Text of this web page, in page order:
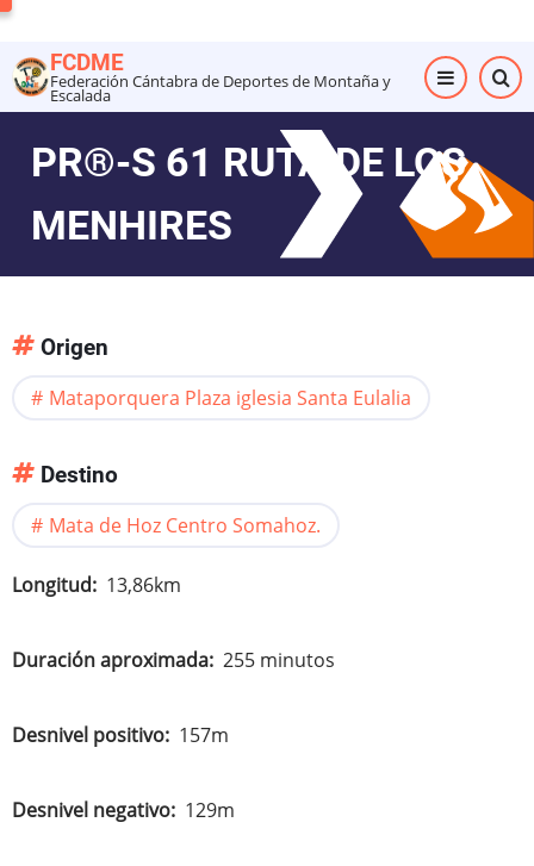
al
contenido
principal
FCDME
Federación Cántabra de Deportes de Montaña y
Escalada
PR®-S 61 RUTA DE LOS
MENHIRES
Origen
Mataporquera Plaza iglesia Santa Eulalia
Destino
Mata de Hoz Centro Somahoz.
Longitud 13,86km
Duración aproximada 255 minutos
Desnivel positivo 157m
Desnivel negativo 129m